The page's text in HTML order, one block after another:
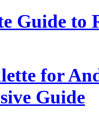
Guide to
for
Guide